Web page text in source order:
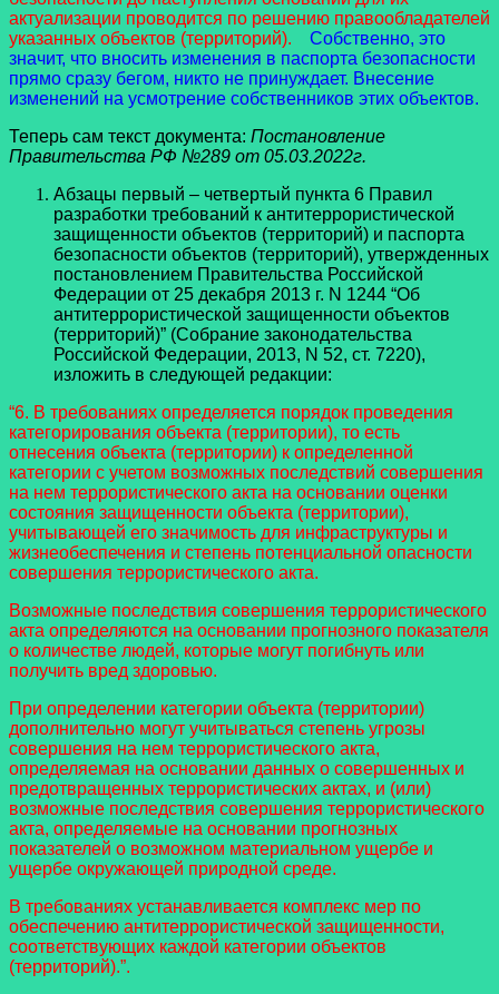
актуализации проводится по решению правообладателей
указанных объектов (территорий).
Собственно, это
значит, что вносить изменения в паспорта безопасности
прямо сразу бегом, никто не принуждает. Внесение
изменений на усмотрение собственников этих объектов.
Теперь сам текст документа: Постановление
Правительства РФ №289 от 05.03.2022г.
Абзацы первый – четвертый пункта 6 Правил
разработки требований к антитеррористической
защищенности объектов (территорий) и паспорта
безопасности объектов (территорий), утвержденных
постановлением Правительства Российской
Федерации от 25 декабря 2013 г. N 1244 “Об
антитеррористической защищенности объектов
(территорий)” (Собрание законодательства
Российской Федерации, 2013, N 52, ст. 7220),
изложить в следующей редакции:
“6. В требованиях определяется порядок проведения
категорирования объекта (территории), то есть
отнесения объекта (территории) к определенной
категории с учетом возможных последствий совершения
на нем террористического акта на основании оценки
состояния защищенности объекта (территории),
учитывающей его значимость для инфраструктуры и
жизнеобеспечения и степень потенциальной опасности
совершения террористического акта.
Возможные последствия совершения террористического
акта определяются на основании прогнозного показателя
о количестве людей, которые могут погибнуть или
получить вред здоровью.
При определении категории объекта (территории)
дополнительно могут учитываться степень угрозы
совершения на нем террористического акта,
определяемая на основании данных о совершенных и
предотвращенных террористических актах, и (или)
возможные последствия совершения террористического
акта, определяемые на основании прогнозных
показателей о возможном материальном ущербе и
ущербе окружающей природной среде.
В требованиях устанавливается комплекс мер по
обеспечению антитеррористической защищенности,
соответствующих каждой категории объектов
(территорий).”.